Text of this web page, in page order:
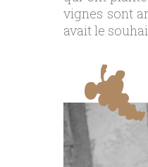
vignes sont
avait le